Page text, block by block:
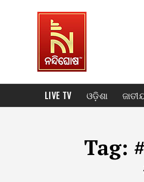
LIVE TV ଓଡ଼ିଶା
Tag: